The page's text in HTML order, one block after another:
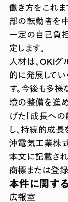
働き方をこれ
部の転勤者を
一定の自己負
定します。
人材は、OKI
的に発展して
す。今後も多
境の整備を進
げた「成長へ
し、持続的成長
沖電気工業株
本文に記載さ
商標または登録
本件に関す
広報室